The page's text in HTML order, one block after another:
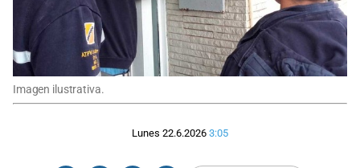
Imagen ilustrativa.
Lunes 22.6.2026 3:05